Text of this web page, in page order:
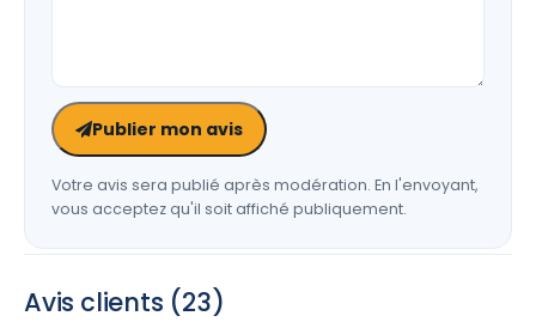
Publier mon avis
Votre avis sera publié après modération. En l'envoyant,
vous acceptez qu'il soit affiché publiquement.
Avis clients (23)